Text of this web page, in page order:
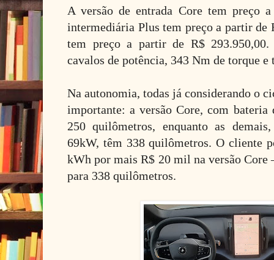
A versão de entrada Core tem preço
intermediária Plus tem preço a partir de
tem preço a partir de R$ 293.950,00.
cavalos de potência, 343 Nm de torque e
Na autonomia, todas já considerando o
importante: a versão Core, com bateria
250 quilômetros, enquanto as
69kW, têm 338 quilômetros. O cliente
kWh por mais R$ 20 mil na versão Core
para 338 quilômetros.